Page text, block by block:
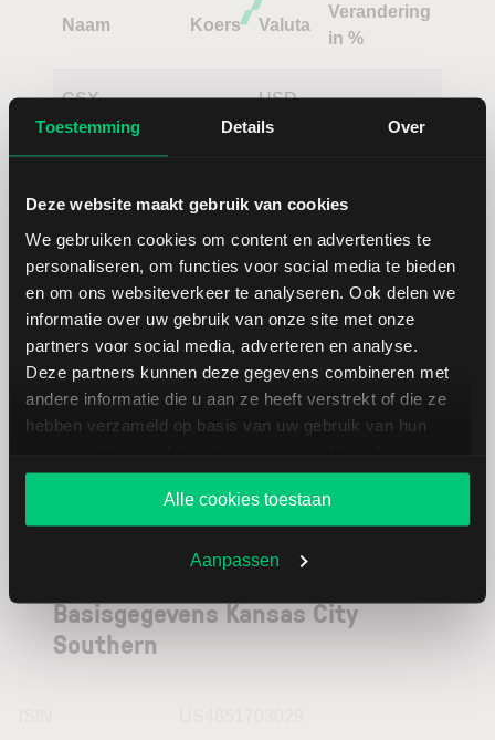
Toestemming Details Over
Deze website maakt gebruik van cookies
We gebruiken cookies om content en advertenties te
personaliseren, om functies voor social media te bieden
en om ons websiteverkeer te analyseren. Ook delen we
informatie over uw gebruik van onze site met onze
partners voor social media, adverteren en analyse.
Deze partners kunnen deze gegevens combineren met
andere informatie die u aan ze heeft verstrekt of die ze
hebben verzameld op basis van uw gebruik van hun
website blijft gebruiken.
Alle cookies toestaan
Aanpassen
Naam Koers Valuta
Verandering
in %
CSX USD
Norfolk
Union
Pacific
USD
Railway
Basisgegevens Kansas City
Southern